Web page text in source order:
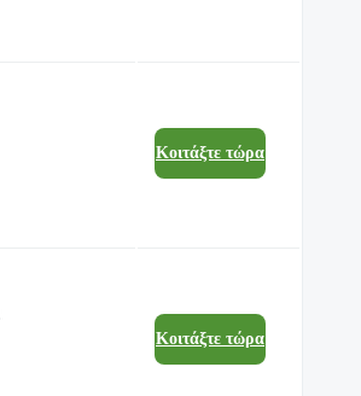
Κοιτάξτε τώρα
Κοιτάξτε τώρα